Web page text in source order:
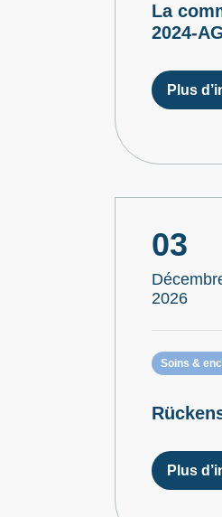
La
2024-
Plus
03
2026
Soins &
Plus